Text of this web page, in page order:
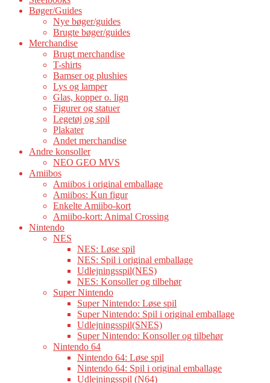
Bøger/Guides
Nye bøger/guides
Brugte bøger/guides
Merchandise
Brugt merchandise
T-shirts
Bamser og plushies
Lys og lamper
Glas, kopper o. lign
Figurer og statuer
Legetøj og spil
Plakater
Andet merchandise
Andre konsoller
NEO GEO MVS
Amiibos
Amiibos i original emballage
Amiibos: Kun figur
Enkelte Amiibo-kort
Amiibo-kort: Animal Crossing
Nintendo
NES
NES: Løse spil
NES: Spil i original emballage
Udlejningsspil(NES)
NES: Konsoller og tilbehør
Super Nintendo
Super Nintendo: Løse spil
Super Nintendo: Spil i original emballage
Udlejningsspil(SNES)
Super Nintendo: Konsoller og tilbehør
Nintendo 64
Nintendo 64: Løse spil
Nintendo 64: Spil i original emballage
Udlejningsspil (N64)